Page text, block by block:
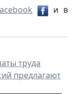
и в
труда
предлагают